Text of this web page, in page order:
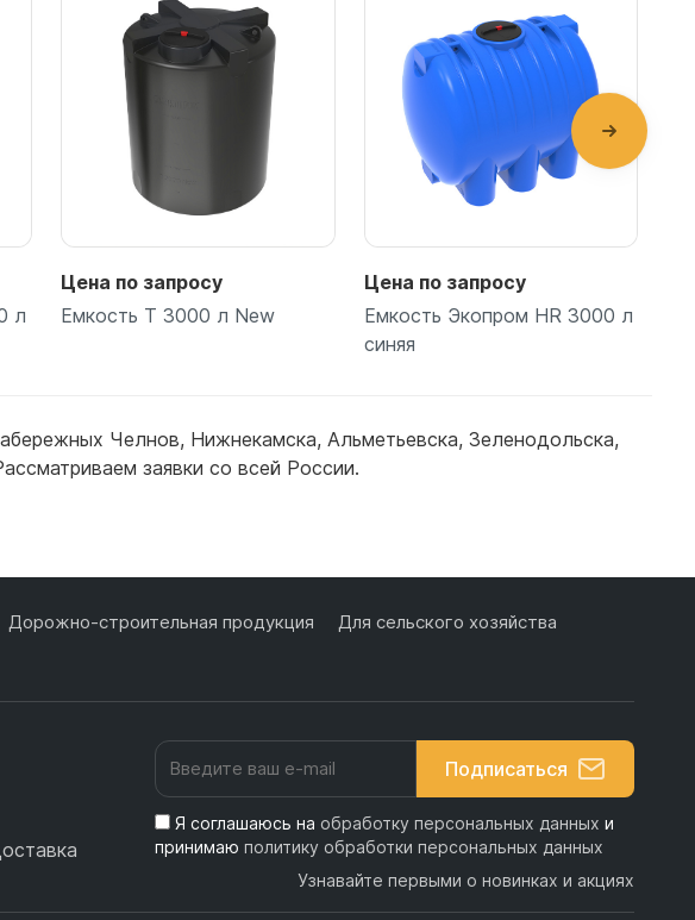
л
Цена по запросу
Емкость T 3000 л New
Цена по запросу
Емкость Экопром HR 3000 л
синяя
Челнов, Нижнекамска, Альметьевска, Зеленодольска,
заявки со всей России.
Дорожно-строительная продукция
Для сельского хозяйства
Подписаться
Я соглашаюсь на обработку персональных данных и
принимаю политику обработки персональных данных
Узнавайте первыми о новинках и акциях